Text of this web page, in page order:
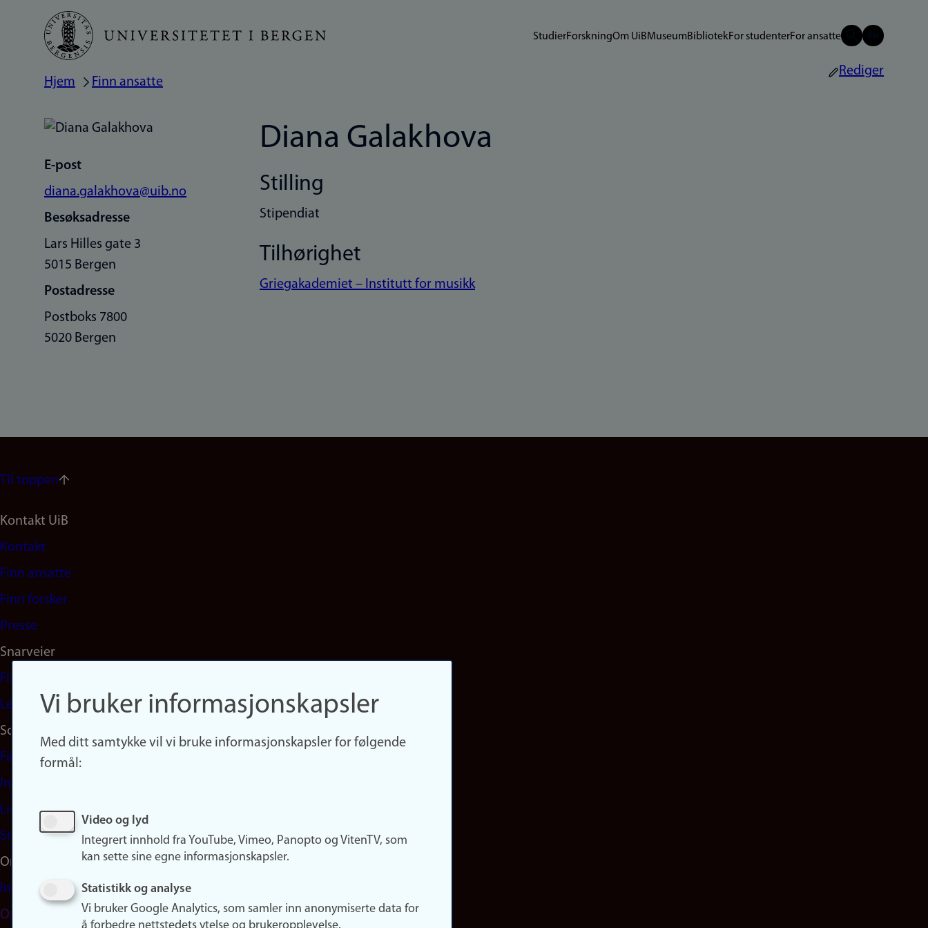
Hopp
hovedinnhold
StudierForskningOm UiBMuseumBibliotekFor studenterFor ansatte
Navigasjonssti
Hjem Finn ansatte
Rediger
E-post
diana.galakhova@uib.no
Besøksadresse
Lars Hilles gate 3
5015 Bergen
Postadresse
Postboks 7800
5020 Bergen
Diana Galakhova
Stilling
Stipendiat
Tilhørighet
Griegakademiet – Institutt for musikk
Til toppen
Footer
navigation
(no)
Kontakt UiB
Kontakt
Finn ansatte
Finn forsker
Presse
Snarveier
Finn studier
Ledige stillinger
Sosiale medier
Facebook
Instagram
LinkedIn
Snapchat
Om nettstedet
Informasjonskapsler
Oppdater samtykke
Vi bruker informasjonskapsler
Med ditt samtykke vil vi bruke informasjonskapsler for følgende
formål:
Video og lyd
Integrert innhold fra YouTube, Vimeo, Panopto og VitenTV, som
kan sette sine egne informasjonskapsler.
Statistikk og analyse
Vi bruker Google Analytics, som samler inn anonymiserte data for